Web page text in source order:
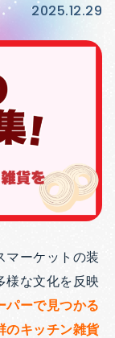
2025.12.29
マーケットの装
様な文化を反映
パーで見つかる
のキッチン雑貨